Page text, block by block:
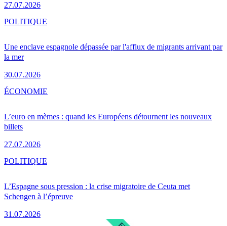
27.07.2026
Une enclave espagnole dépassée par l'afflux de migrants arrivant par
la mer
30.07.2026
POLITIQUE
L’euro en mèmes : quand les Européens détournent les nouveaux
billets
27.07.2026
ÉCONOMIE
L’Espagne sous pression : la crise migratoire de Ceuta met
Schengen à l’épreuve
31.07.2026
POLITIQUE